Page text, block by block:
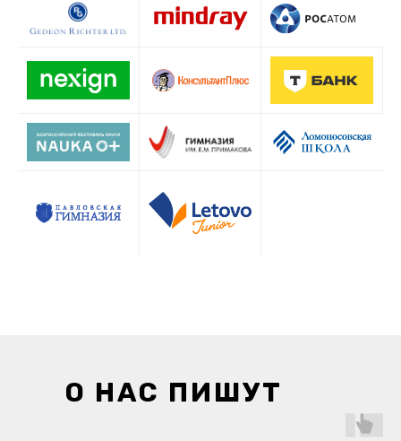
О НАС ПИШУТ